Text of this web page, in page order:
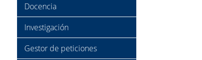
Docencia
Investigación
Gestor de peticiones